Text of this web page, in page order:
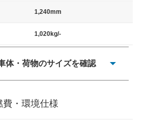
1,240mm
1,020kg/-
体・荷物のサイズを確認
5,000mmというサイズが標準値
費・環境仕様